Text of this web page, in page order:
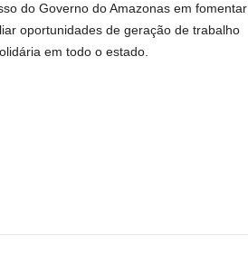
do Governo do Amazonas em fomentar
oportunidades de geração de trabalho
em todo o estado.